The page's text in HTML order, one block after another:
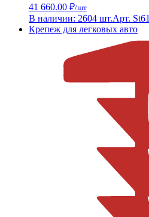
41 660.00 ₽/шт
В наличии: 2604 шт.Арт. St61
Крепеж для легковых авто